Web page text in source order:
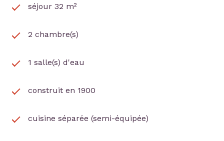
séjour 32 m²
2 chambre(s)
1 salle(s) d'eau
construit en 1900
cuisine séparée (semi-équipée)